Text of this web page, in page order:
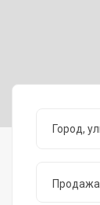
Продажа